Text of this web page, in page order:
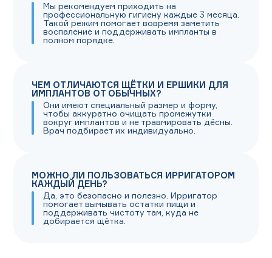
Мы рекомендуем приходить на
профессиональную гигиену каждые 3 месяца.
Такой режим помогает вовремя заметить
воспаление и поддерживать импланты в
полном порядке.
ЧЕМ ОТЛИЧАЮТСЯ ЩЁТКИ И ЕРШИКИ ДЛЯ
ИМПЛАНТОВ ОТ ОБЫЧНЫХ?
Они имеют специальный размер и форму,
чтобы аккуратно очищать промежутки
вокруг имплантов и не травмировать дёсны.
Врач подбирает их индивидуально.
МОЖНО ЛИ ПОЛЬЗОВАТЬСЯ ИРРИГАТОРОМ
КАЖДЫЙ ДЕНЬ?
Да, это безопасно и полезно. Ирригатор
помогает вымывать остатки пищи и
поддерживать чистоту там, куда не
добирается щётка.